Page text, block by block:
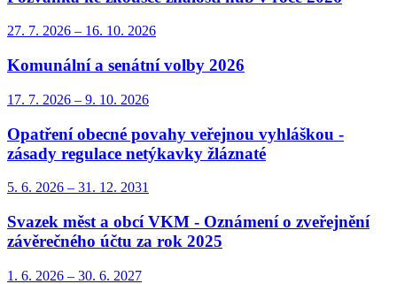
27. 7. 2026 – 16. 10. 2026
Komunální a senátní volby 2026
17. 7. 2026 – 9. 10. 2026
Opatření obecné povahy veřejnou vyhláškou -
zásady regulace netýkavky žláznaté
5. 6. 2026 – 31. 12. 2031
Svazek měst a obcí VKM - Oznámení o zveřejnění
závěrečného účtu za rok 2025
1. 6. 2026 – 30. 6. 2027